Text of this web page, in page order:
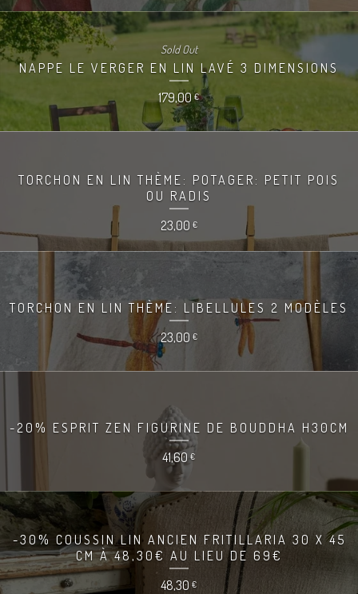
NAPPE LE VERGER EN LIN LAVÉ 3 DIMENSIONS
179,00€
Sold Out
TORCHON EN LIN THÈME: POTAGER: PETIT POIS
OU RADIS
23,00 €
TORCHON EN LIN THÈME: LIBELLULES 2 MODÈLES
23,00 €
-20% ESPRIT ZEN FIGURINE DE BOUDDHA H30CM
41,60€
-30% COUSSIN LIN ANCIEN FRITILLARIA 30 X 45
CM À 48,30€ AU LIEU DE 69€
48,30 €